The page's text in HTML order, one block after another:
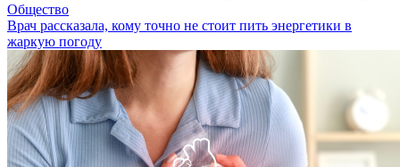
Общество
Врач рассказала, кому точно не стоит пить энергетики в
жаркую погоду